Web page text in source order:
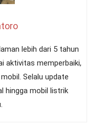
lebih dari 5 tahun
aktivitas memperbaiki,
Selalu update
hingga mobil listrik